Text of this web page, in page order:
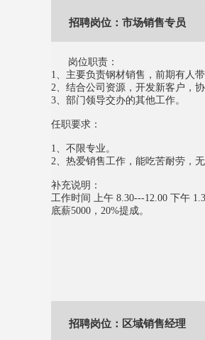
招聘岗位：市场销售专员
岗位职责：
1、主要负责钢材销售，前期有人带
2、结合公司资源，开发新客户，
3、部门领导交办的其他工作。
任职要求：
1、不限专业。
2、热爱销售工作，能吃苦耐劳，无
补充说明：
工作时间 上午 8.30---12.00 下午
底薪5000，20%提成。
招聘岗位：区域销售经理